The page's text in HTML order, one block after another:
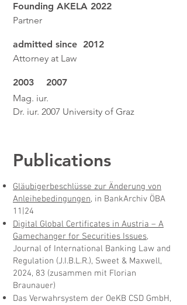
Founding AKELA 2022
Partner
admitted since 2012
Attorney at Law
2003
2007
Mag. iur.
Dr. iur. 2007 University of Graz
Publications
Gläubigerbeschlüsse zur Änderung von
Anleihebedingungen, in BankArchiv ÖBA
11|24
Digital Global Certificates in Austria – A
Gamechanger for Securities Issues,
Journal of International Banking Law and
Regulation (J.I.B.L.R.), Sweet & Maxwell,
2024, 83 (zusammen mit Florian
Braunauer)
Das Verwahrsystem der OeKB CSD GmbH,